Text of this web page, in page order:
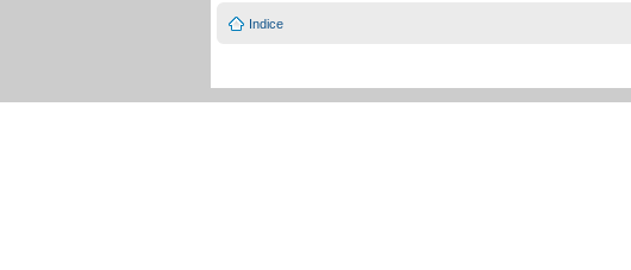
Indice